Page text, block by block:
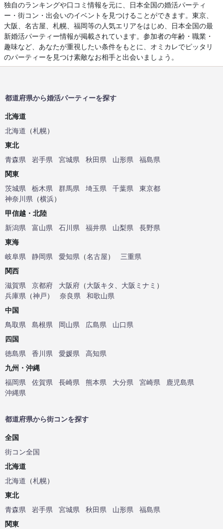
独自のランキングや口コミ情報を元に、日本全国の婚活パーティ
ー・街コン・出会いのイベントを見つけることができます。東京、
大阪、名古屋、札幌、福岡等の人気エリアをはじめ、日本全国の最
新婚活パーティー情報が掲載されています。参加者の年齢・職業・
趣味など、あなたが重視したい条件をもとに、オミカレでピッタリ
のパーティーを見つけ素敵なお相手と出会いましょう。
都道府県から婚活パーティーを探す
北海道
北海道 （札幌）
東北
青森県
岩手県 宮城県 秋田県 山形県
福島県
関東
茨城県
栃木県 群馬県 埼玉県 千葉県
東京都
神奈川県 （横浜）
甲信越・北陸
新潟県
富山県 石川県 福井県 山梨県
長野県
東海
岐阜県
静岡県 愛知県 （名古屋）
三重県
関西
滋賀県
京都府 大阪府 （大阪キタ 大阪ミナミ ）
兵庫県 （神戸） 奈良県
和歌山県
中国
鳥取県
島根県 岡山県 広島県
山口県
四国
徳島県
香川県 愛媛県
高知県
九州・沖縄
福岡県
佐賀県 長崎県 熊本県 大分県 宮崎県
鹿児島県
沖縄県
都道府県から街コンを探す
全国
街コン全国
北海道
北海道 （札幌）
東北
青森県
岩手県 宮城県 秋田県 山形県
福島県
関東